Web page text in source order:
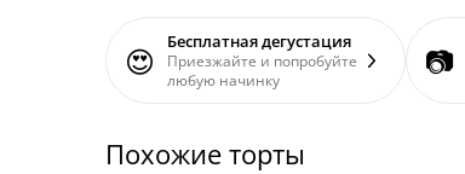
😍 Бесплатная дегустация
Приезжайте и попробуйте
любую начинку
📷
Похожие торты